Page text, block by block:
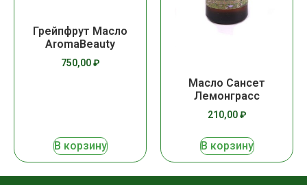
Грейпфрут Масло
AromaBeauty
750,00₽
В корзину
Масло Сансет
Лемонграсс
210,00₽
В корзину